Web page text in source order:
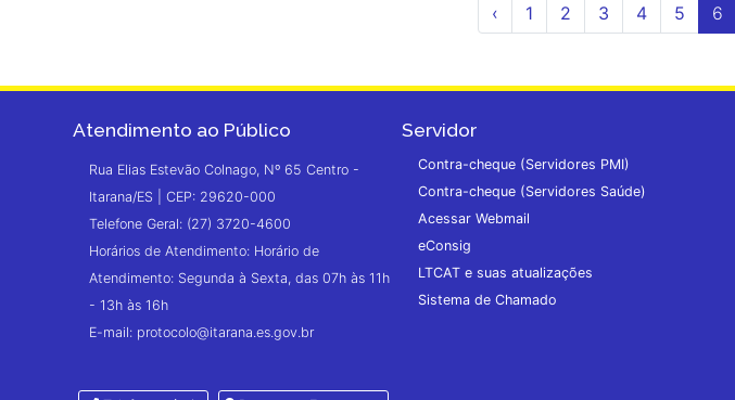
‹ 1 2 3 4 5 6
Atendimento ao Público
Rua Elias Estevão Colnago, Nº 65 Centro -
Itarana/ES | CEP: 29620-000
Telefone Geral: (27) 3720-4600
Horários de Atendimento: Horário de
Atendimento: Segunda à Sexta, das 07h às 11h
- 13h às 16h
E-mail: protocolo@itarana.es.gov.br
Servidor
Contra-cheque (Servidores PMI)
Contra-cheque (Servidores Saúde)
Acessar Webmail
eConsig
LTCAT e suas atualizações
Sistema de Chamado